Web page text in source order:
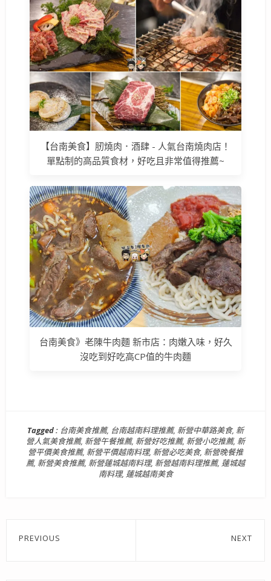
【台南美食】肕燒肉．酒肆 - 人氣台南燒肉店！
單點制的高品質食材，好吃且非常值得推薦~
台南美食》老陳牛肉麵 新市店：肉嫩入味，好久
沒吃到好吃高CP值的牛肉麵
Tagged : 台南美食推薦, 台南越南料理推薦, 新營中華路美食, 新
營人氣美食推薦, 新營午餐推薦, 新營好吃推薦, 新營小吃推薦, 新
營平價美食推薦, 新營平價越南料理, 新營必吃美食, 新營晚餐推
薦, 新營美食推薦, 新營蓮城越南料理, 新營越南料理推薦, 蓮城越
南料理, 蓮城越南美食
文
PREVIOUS NEXT